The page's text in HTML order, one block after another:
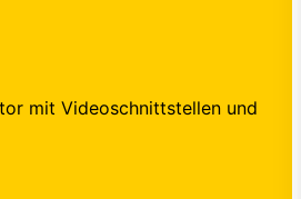
mit Videoschnittstellen und